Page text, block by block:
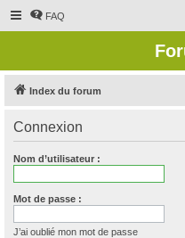
FAQ
Index du forum
Connexion
Nom d’utilisateur :
Mot de passe :
J’ai oublié mon mot de passe